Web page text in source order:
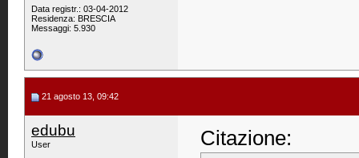
Data registr.: 03-04-2012
Residenza: BRESCIA
Messaggi: 5.930
21 agosto 13, 09:42
edubu
User
Citazione: